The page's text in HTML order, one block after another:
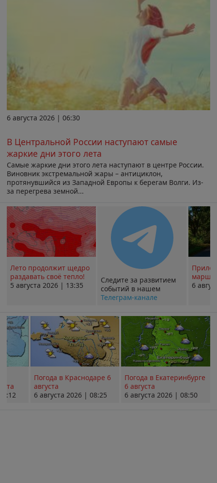
6 августа 2026 | 06:30
В Центральной России наступают самые
жаркие дни этого лета
Самые жаркие дни этого лета наступают в центре России.
Виновник экстремальной жары – антициклон,
протянувшийся из Западной Европы к берегам Волги. Из-
за перегрева земной...
Лето продолжит щедро
раздавать своё тепло!
5 августа 2026 | 13:35
Следите за развитием
событий в нашем
Телеграм-канале
6
Погода в Краснодаре 6
августа
6 августа 2026 | 08:25
Погода в Екатеринбурге
6 августа
6 августа 2026 | 08:50